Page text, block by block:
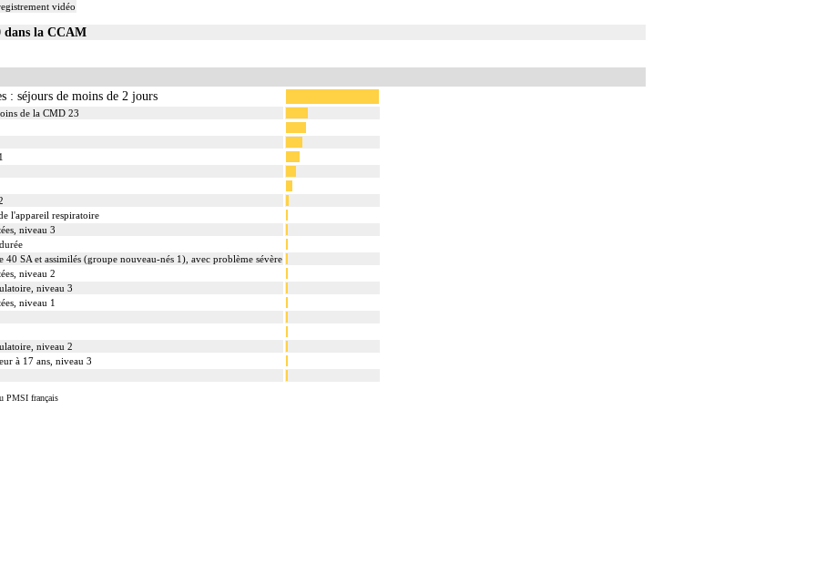
vidéo
dans la CCAM
: séjours de moins de 2 jours
de la CMD 23
l'appareil respiratoire
niveau 3
40 SA et assimilés (groupe nouveau-nés 1), avec problème sévère
niveau 2
niveau 3
niveau 1
niveau 2
à 17 ans, niveau 3
PMSI français